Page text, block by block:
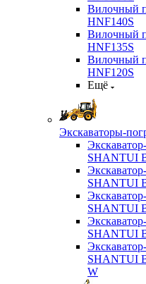
Вилочный
HNF140S
Вилочный
HNF135S
Вилочный
HNF120S
Ещё
Экскаваторы-
SHANTUI
SHANTUI
SHANTUI
SHANTUI
SHANTUI
W